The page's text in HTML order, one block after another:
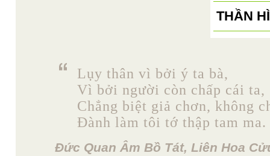
THẦN
Lụy thân vì bởi ý ta bà,
Vì bởi người còn chấp cái ta,
Chẳng biệt giả chơn, không
Đành làm tôi tớ thập tam ma.
Đức Quan Âm Bồ Tát, Liên Hoa